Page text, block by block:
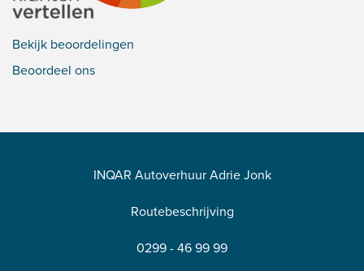
Bekijk beoordelingen
Beoordeel ons
INQAR Autoverhuur Adrie Jonk
Routebeschrijving
0299 - 46 99 99